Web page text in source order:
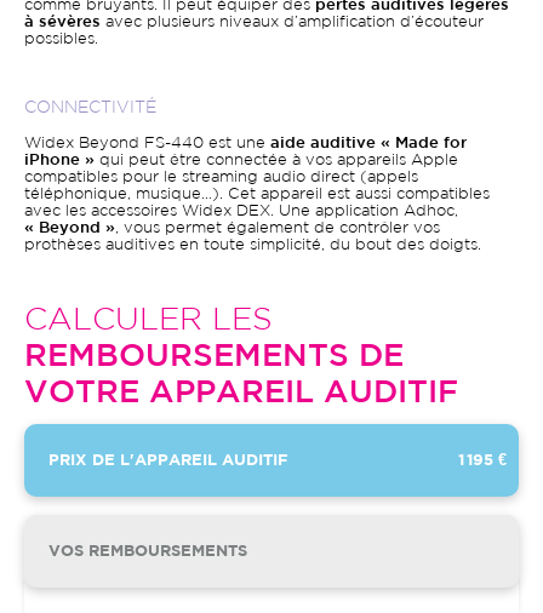
comme bruyants. Il peut équiper des pertes auditives légères
à sévères avec plusieurs niveaux d’amplification d’écouteur
possibles.
CONNECTIVITÉ
Widex Beyond FS-440 est une aide auditive « Made for
iPhone » qui peut être connectée à vos appareils Apple
compatibles pour le streaming audio direct (appels
téléphonique, musique…). Cet appareil est aussi compatibles
avec les accessoires Widex DEX. Une application Adhoc,
« Beyond » , vous permet également de contrôler vos
prothèses auditives en toute simplicité, du bout des doigts.
CALCULER LES
REMBOURSEMENTS DE
VOTRE APPAREIL AUDITIF
PRIX DE L'APPAREIL AUDITIF 1 195 €
VOS REMBOURSEMENTS